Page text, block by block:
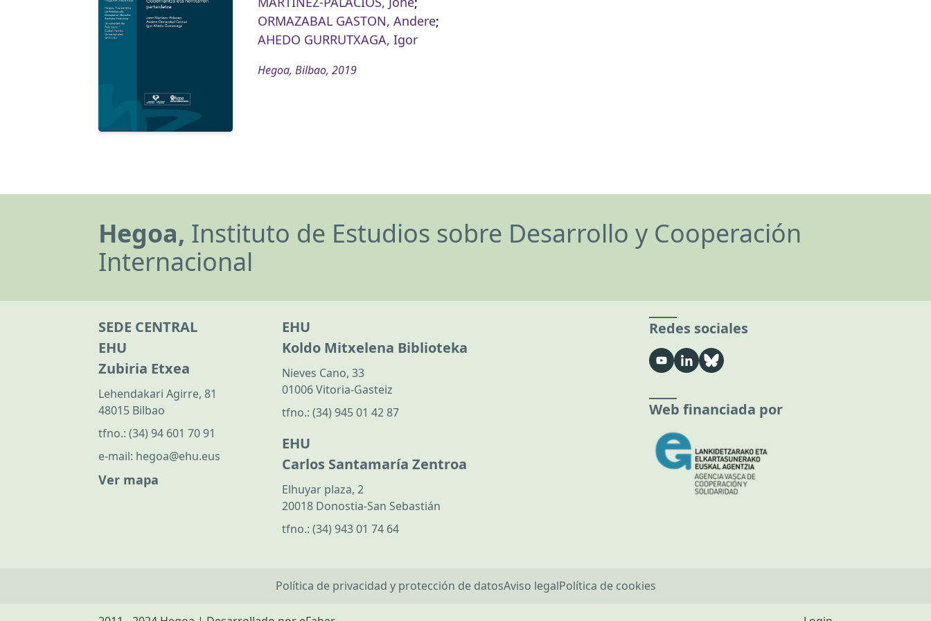
ORMAZABAL GASTON, Andere;
AHEDO GURRUTXAGA, Igor
Hegoa, Bilbao, 2019
Hegoa, Instituto de Estudios sobre Desarrollo y Cooperación
Internacional
SEDE CENTRAL
EHU
Zubiria Etxea
Lehendakari Agirre, 81
48015 Bilbao
tfno.: (34) 94 601 70 91
e-mail: hegoa@ehu.eus
Ver mapa
EHU
Koldo Mitxelena Biblioteka
Nieves Cano, 33
01006 Vitoria-Gasteiz
tfno.: (34) 945 01 42 87
EHU
Carlos Santamaría Zentroa
Elhuyar plaza, 2
20018 Donostia-San Sebastián
tfno.: (34) 943 01 74 64
Redes sociales
Web financiada por
Política de privacidad y protección de datosAviso legalPolítica de cookies